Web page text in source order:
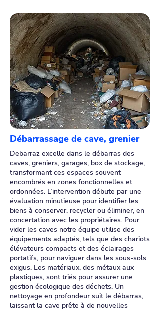
Débarrassage de cave, grenier
Debarraz excelle dans le débarras des
caves, greniers, garages, box de stockage,
transformant ces espaces souvent
encombrés en zones fonctionnelles et
ordonnées. L’intervention débute par une
évaluation minutieuse pour identifier les
biens à conserver, recycler ou éliminer, en
concertation avec les propriétaires. Pour
vider les caves notre équipe utilise des
équipements adaptés, tels que des chariots
élévateurs compacts et des éclairages
portatifs, pour naviguer dans les sous-sols
exigus. Les matériaux, des métaux aux
plastiques, sont triés pour assurer une
gestion écologique des déchets. Un
nettoyage en profondeur suit le débarras,
laissant la cave prête à de nouvelles